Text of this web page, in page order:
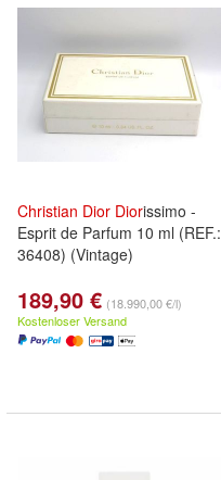
Christian Dior Diorissimo -
Esprit de Parfum 10 ml (REF.:
36408) (Vintage)
189,90 € (18.990,00 €/l)
Kostenloser Versand